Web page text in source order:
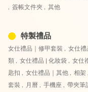
, 簽帳文件夾 , 其他
特製禮品
女仕禮品｜修甲套裝 , 女仕
類 , 女仕禮品 | 化妝袋 , 女仕
匙扣 , 女仕禮品｜其他 , 相架 ,
套裝 , 月曆 , 手機座 , 帶夾筆